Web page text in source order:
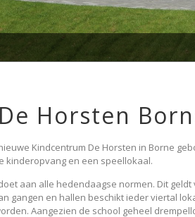
Horsten
Kindcentrum De Horsten in Borne
kinderopvang en een speellokaal.
aan alle hedendaagse normen. Dit
gangen en hallen beschikt ieder viertal
Aangezien de school geheel